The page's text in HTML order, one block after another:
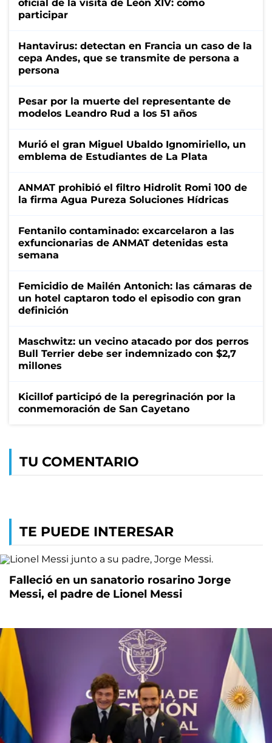
oficial de la visita de León XIV: cómo
participar
Hantavirus: detectan en Francia un caso de la
cepa Andes, que se transmite de persona a
persona
Pesar por la muerte del representante de
modelos Leandro Rud a los 51 años
Murió el gran Miguel Ubaldo Ignomiriello, un
emblema de Estudiantes de La Plata
ANMAT prohibió el filtro Hidrolit Romi 100 de
la firma Agua Pureza Soluciones Hídricas
Fentanilo contaminado: excarcelaron a las
exfuncionarias de ANMAT detenidas esta
semana
Femicidio de Mailén Antonich: las cámaras de
un hotel captaron todo el episodio con gran
definición
Maschwitz: un vecino atacado por dos perros
Bull Terrier debe ser indemnizado con $2,7
millones
Kicillof participó de la peregrinación por la
conmemoración de San Cayetano
TU COMENTARIO
TE PUEDE INTERESAR
Falleció en un sanatorio rosarino Jorge
Messi, el padre de Lionel Messi